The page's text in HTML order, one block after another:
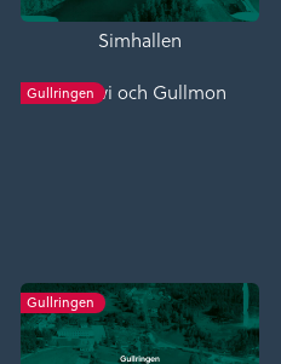
Simhallen
Gullringen
Gullevi och Gullmon
Gullringen